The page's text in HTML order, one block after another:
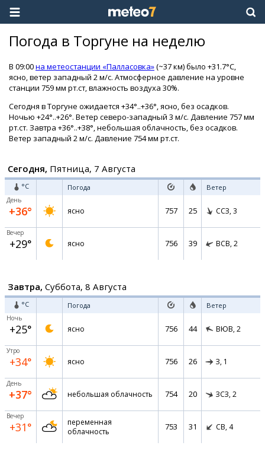
Погода в Торгуне на неделю
В 09:00на метеостанции «Палласовка»(~37 км) было +31.7°C,
ясно, ветер западный 2 м/с. Атмосферное давление на уровне
станции 759 мм рт.ст, влажность воздуха 30%.
Сегодня в Торгуне ожидается +34°..+36°, ясно, без осадков.
Ночью +24°..+26°. Ветер северо-западный 3 м/с. Давление 757 мм
рт.ст. Завтра +36°..+38°, небольшая облачность, без осадков.
Ветер западный 2 м/с. Давление 754 мм рт.ст.
Сегодня, Пятница, 7 Августа
°C Погода Ветер
День
+36° ясно 757 25 ССЗ, 3
Вечер
+29° ясно 756 39 ВСВ, 2
Завтра, Суббота, 8 Августа
°C Погода Ветер
Ночь
+25° ясно 756 44 ВЮВ, 2
Утро
+34° ясно 756 26 З, 1
День
+37° небольшая облачность 754 20 ЗСЗ, 2
Вечер
+31°
переменная
облачность
753 31 СВ, 4